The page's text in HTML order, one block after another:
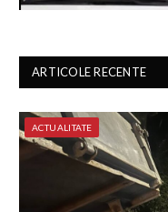
ARTICOLE RECENTE
ACTUALITATE